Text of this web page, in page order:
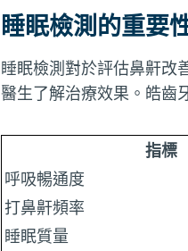
睡眠檢測的重要
睡眠檢測對於評估鼻鼾改
醫生了解治療效果。皓齒
指標
呼吸暢通度
打鼻鼾頻率
睡眠質量